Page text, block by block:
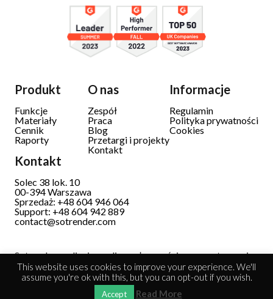
Produkt
Funkcje
Materiały
Cennik
Raporty
O nas
Zespół
Praca
Blog
Przetargi i projekty
Kontakt
Informacje
Regulamin
Polityka prywatności
Cookies
Kontakt
Solec 38 lok. 10
00-394 Warszawa
Sprzedaż: +48 604 946 064
Support: +48 604 942 889
contact@sotrender.com
Sotrender analizuje media społecznościowe przetwarzając
dane osobowe.Dowiedz się więcej
This website uses cookies to improve your experience. We'll
assume you're ok with this, but you can opt-out if you wish.
Accept Read More